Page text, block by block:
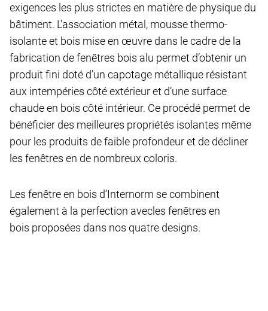
exigences les plus strictes en matière de physique du
bâtiment. L’association métal, mousse thermo-
isolante et bois mise en œuvre dans le cadre de la
fabrication de fenêtres bois alu permet d’obtenir un
produit fini doté d’un capotage métallique résistant
aux intempéries côté extérieur et d’une surface
chaude en bois côté intérieur. Ce procédé permet de
bénéficier des meilleures propriétés isolantes même
pour les produits de faible profondeur et de décliner
les fenêtres en de nombreux coloris.
Les fenêtre en bois d’Internorm se combinent
également à la perfection avecles fenêtres en
bois proposées dans nos quatre designs.